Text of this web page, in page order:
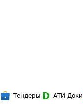
Тендеры АТИ-Доки